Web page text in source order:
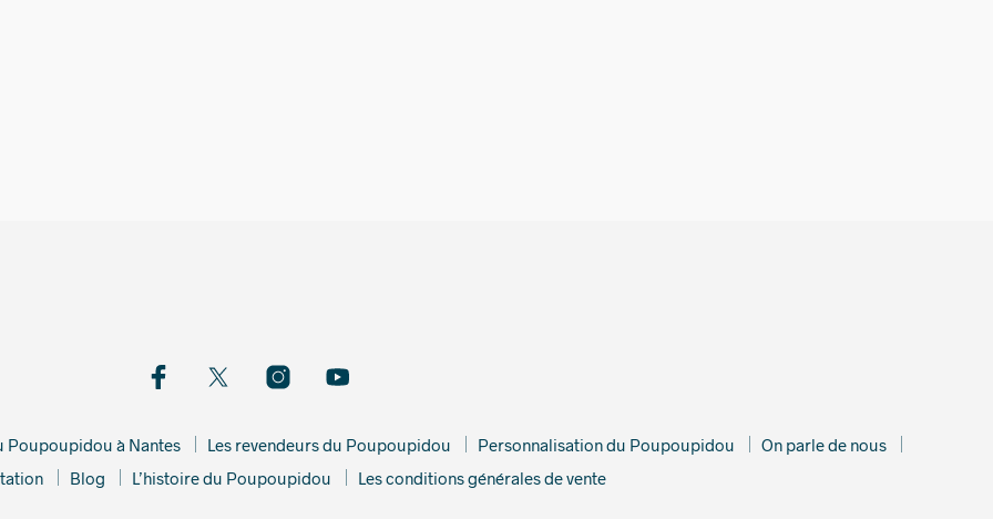
Poupoupidou à Nantes Les revendeurs du Poupoupidou Personnalisation du Poupoupidou
On parle de nous
Blog L’histoire du Poupoupidou Les conditions générales de vente